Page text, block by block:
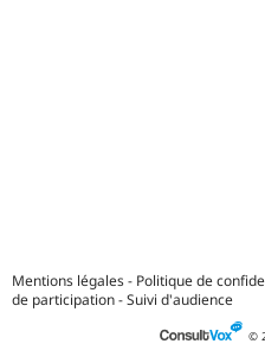
©
Mentions légales- Politique de
de participation-Suivi d'audience